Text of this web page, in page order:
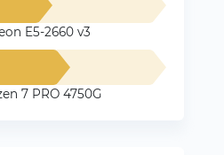
E5-2660 v3
7 PRO 4750G